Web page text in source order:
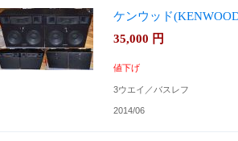
ケンウッド
35,000 円
値下げ
3ウエイ／バスレフ
2014/06